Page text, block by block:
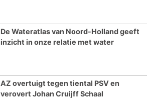
De Wateratlas van Noord-Holland geeft
inzicht in onze relatie met water
AZ overtuigt tegen tiental PSV en
verovert Johan Cruijff Schaal